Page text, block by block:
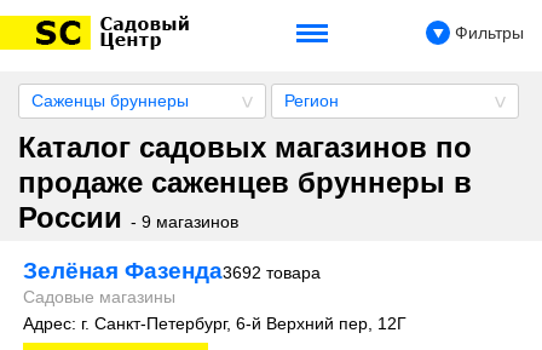
Фильтры
Саженцы бруннеры Регион
Каталог садовых магазинов по
продаже саженцев бруннеры в
России - 9 магазинов
Зелёная Фазенда3692 товара
Садовые магазины
Адрес: г. Санкт-Петербург, 6-й Верхний пер, 12Г